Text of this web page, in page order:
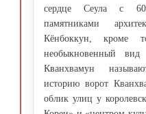
сердце Сеула с
памятниками
Кёнбоккун, кроме
необыкновенный
Кванхвамун
историю ворот
облик улиц у